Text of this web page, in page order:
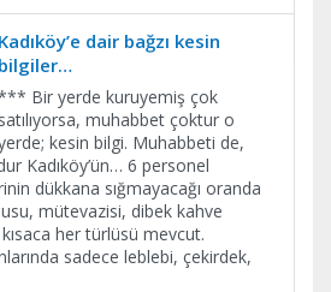
Kadıköy’e dair bağzı kesin
bilgiler…
Bir yerde kuruyemiş çok
satılıyorsa, muhabbet çoktur o
kesin bilgi. Muhabbeti de,
Kadıköy’ün… 6 personel
dükkana sığmayacağı oranda
mütevazisi, dibek kahve
kısaca her türlüsü mevcut.
sadece leblebi, çekirdek,